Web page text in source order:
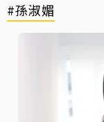
#孫淑媚